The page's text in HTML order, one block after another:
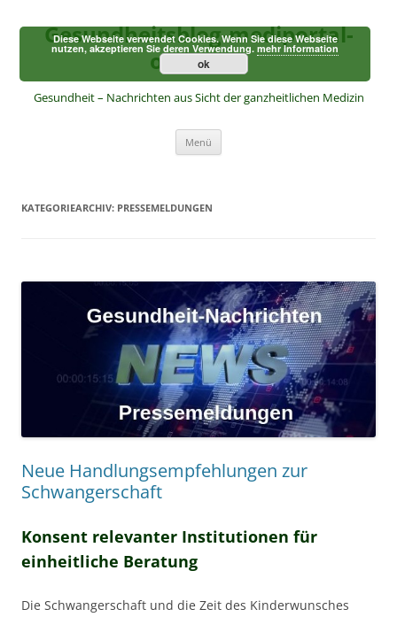
springen
Gesundheitsblog-mediportal-
online.de
Gesundheit – Nachrichten aus Sicht der ganzheitlichen Medizin
Menü
KATEGORIEARCHIV: PRESSEMELDUNGEN
Neue Handlungsempfehlungen zur
Schwangerschaft
Konsent relevanter Institutionen für
einheitliche Beratung
Die Schwangerschaft und die Zeit des Kinderwunsches
Diese Webseite verwendet Cookies. Wenn Sie diese Webseite
nutzen, akzeptieren Sie deren Verwendung.mehr Information
ok